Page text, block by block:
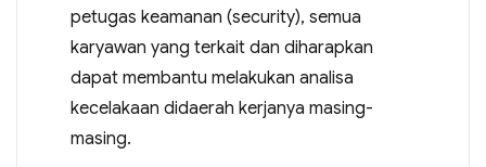
petugas keamanan (security), semua
karyawan yang terkait dan diharapkan
dapat membantu melakukan analisa
kecelakaan didaerah kerjanya masing-
masing.